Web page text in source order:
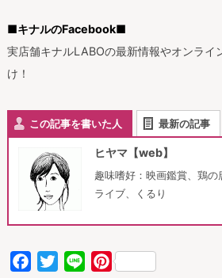
■キナルのFacebook■
実店舗キナルLABOの最新情報やオンライ
け！
この記事を書いた人 最新の記事
ヒヤマ【web】
趣味嗜好：映画鑑賞、鶏
ライブ、くるり
FacebookTwitterLine Pinterest